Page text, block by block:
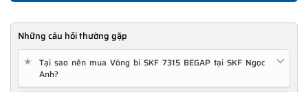
Những câu hỏi thường gặp
★
Tại sao nên mua Vòng bi SKF 7315 BEGAP tại SKF Ngọc
Anh?